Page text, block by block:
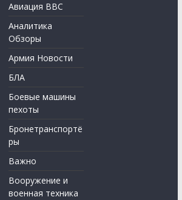
Авиация ВВС
Аналитика
Обзоры
Армия Новости
БЛА
Боевые машины
пехоты
Бронетранспортё
ры
Важно
Вооружение и
военная техника